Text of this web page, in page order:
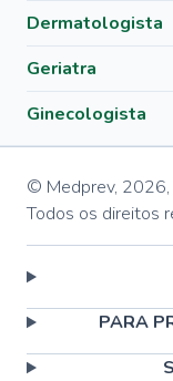
Dermatologista
Geriatra
Ginecologista
© Medprev, 2026,
Todos os direitos
PARA